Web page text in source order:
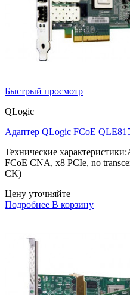
Быстрый просмотр
QLogic
Адаптер QLogic FCoE
Технические
FCoE CNA, x8 PCIe, no
CK)
Цену уточняйте
Подробнее В корзину